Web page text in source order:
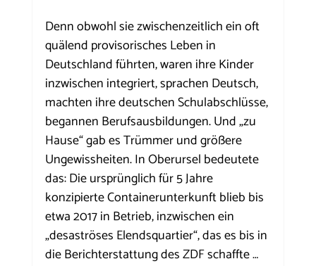
Denn obwohl sie zwischenzeitlich ein oft
quälend provisorisches Leben in
Deutschland führten, waren ihre Kinder
inzwischen integriert, sprachen Deutsch,
machten ihre deutschen Schulabschlüsse,
begannen Berufsausbildungen. Und „zu
Hause“ gab es Trümmer und größere
Ungewissheiten. In Oberursel bedeutete
das: Die ursprünglich für 5 Jahre
konzipierte Containerunterkunft blieb bis
etwa 2017 in Betrieb, inzwischen ein
„desaströses Elendsquartier“, das es bis in
die Berichterstattung des ZDF schaffte …